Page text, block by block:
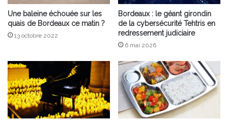
Une baleine échouée sur les
quais de Bordeaux ce matin ?
13 octobre 2022
Bordeaux : le géant girondin
de la cybersécurité Tehtris en
redressement judiciaire
6 mai 2026